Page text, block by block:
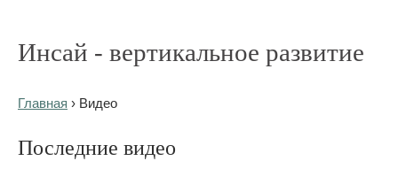
Инсай - вертикальное развитие
Главная › Видео
Последние видео